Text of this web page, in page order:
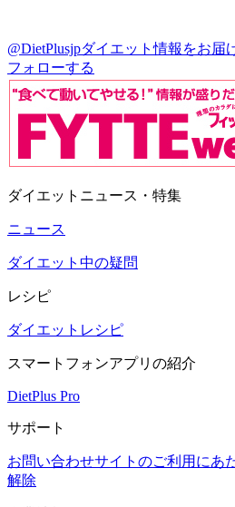
@DietPlusjpダイエット情報をお届
フォローする
ダイエットニュース・特集
ニュース
ダイエット中の疑問
レシピ
ダイエットレシピ
スマートフォンアプリの紹介
DietPlus Pro
サポート
お問い合わせサイトのご利用にあ
解除